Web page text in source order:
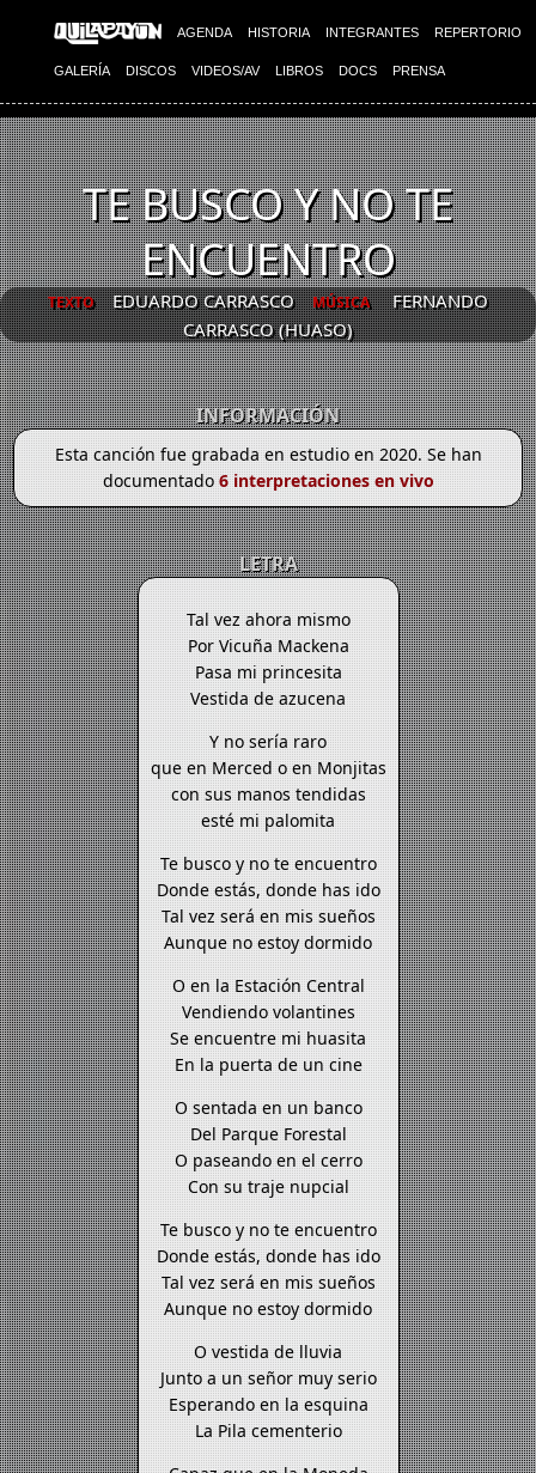
AGENDA HISTORIA INTEGRANTES REPERTORIO
GALERÍA DISCOS VIDEOS/AV LIBROS DOCS PRENSA
TE BUSCO Y NO TE
ENCUENTRO
TEXTO EDUARDO CARRASCO MÚSICA
FERNANDO
CARRASCO (HUASO)
INFORMACIÓN
Esta canción fue grabada en estudio en 2020. Se han
documentado6 interpretaciones en vivo
LETRA
Tal vez ahora mismo
Por Vicuña Mackena
Pasa mi princesita
Vestida de azucena
Y no sería raro
que en Merced o en Monjitas
con sus manos tendidas
esté mi palomita
Te busco y no te encuentro
Donde estás, donde has ido
Tal vez será en mis sueños
Aunque no estoy dormido
O en la Estación Central
Vendiendo volantines
Se encuentre mi huasita
En la puerta de un cine
O sentada en un banco
Del Parque Forestal
O paseando en el cerro
Con su traje nupcial
Te busco y no te encuentro
Donde estás, donde has ido
Tal vez será en mis sueños
Aunque no estoy dormido
O vestida de lluvia
Junto a un señor muy serio
Esperando en la esquina
La Pila cementerio